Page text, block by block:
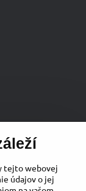
tejto webovej
údajov o jej